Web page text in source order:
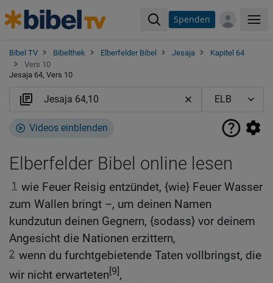
Spenden
Bibel TV Bibelthek Elberfelder Bibel Jesaja
Kapitel 64
Vers 10
Jesaja 64, Vers 10
Videos einblenden
Elberfelder Bibel online lesen
1 wie Feuer Reisig entzündet, {wie} Feuer Wasser
zum Wallen bringt –, um deinen Namen
kundzutun deinen Gegnern, {sodass} vor deinem
Angesicht die Nationen erzittern,
2 wenn du furchtgebietende Taten vollbringst, die
wir nicht erwarteten[9],